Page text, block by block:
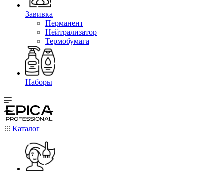
Завивка
Перманент
Нейтрализатор
Термобумага
Наборы
Каталог